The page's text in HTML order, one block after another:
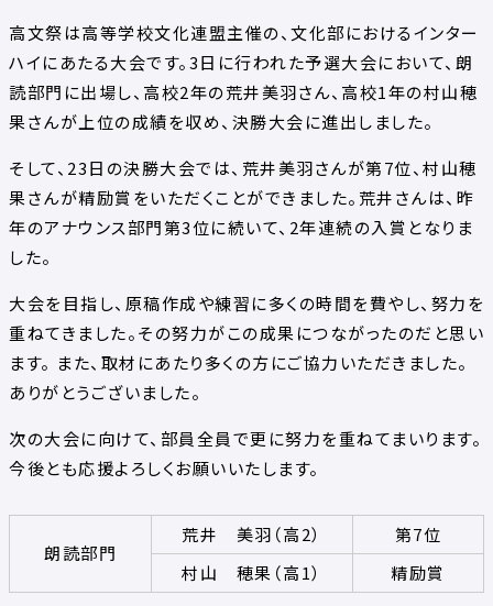
高文祭は高等学校文化連盟主催の、文化部におけるインター
ハイにあたる大会です。3日に行われた予選大会において、朗
読部門に出場し、高校2年の荒井美羽さん、高校1年の村山穂
果さんが上位の成績を収め、決勝大会に進出しました。
そして、23日の決勝大会では、荒井美羽さんが第7位、村山穂
果さんが精励賞をいただくことができました。荒井さんは、昨
年のアナウンス部門第3位に続いて、2年連続の入賞となりま
した。
大会を目指し、原稿作成や練習に多くの時間を費やし、努力を
重ねてきました。その努力がこの成果につながったのだと思い
ます。 また、取材にあたり多くの方にご協力いただきました。
ありがとうございました。
次の大会に向けて、部員全員で更に努力を重ねてまいります。
今後とも応援よろしくお願いいたします。
朗読部門
荒井 美羽（高2）
第7位
村山 穂果（高1）
精励賞